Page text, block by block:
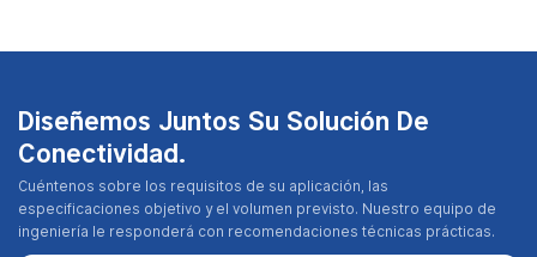
Diseñemos Juntos Su Solución De
Conectividad.
Cuéntenos sobre los requisitos de su aplicación, las
especificaciones objetivo y el volumen previsto. Nuestro equipo de
ingeniería le responderá con recomendaciones técnicas prácticas.